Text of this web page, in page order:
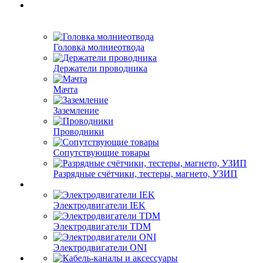
Головка молниеотвода
Держатели проводника
Мачта
Заземление
Проводники
Сопутствующие товары
Разрядные счётчики, тестеры, магнето, УЗИП
Электродвигатели IEK
Электродвигатели TDM
Электродвигатели ONI